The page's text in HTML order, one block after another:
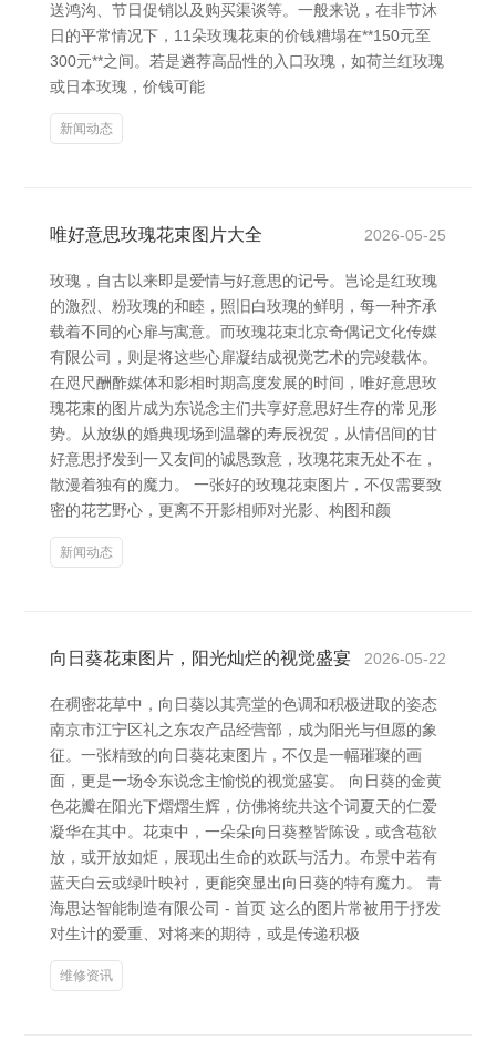
送鸿沟、节日促销以及购买渠谈等。一般来说，在非节沐
日的平常情况下，11朵玫瑰花束的价钱糟塌在**150元至
300元**之间。若是遴荐高品性的入口玫瑰，如荷兰红玫瑰
或日本玫瑰，价钱可能
新闻动态
唯好意思玫瑰花束图片大全 2026-05-25
玫瑰，自古以来即是爱情与好意思的记号。岂论是红玫瑰
的激烈、粉玫瑰的和睦，照旧白玫瑰的鲜明，每一种齐承
载着不同的心扉与寓意。而玫瑰花束北京奇偶记文化传媒
有限公司，则是将这些心扉凝结成视觉艺术的完竣载体。
在咫尺酬酢媒体和影相时期高度发展的时间，唯好意思玫
瑰花束的图片成为东说念主们共享好意思好生存的常见形
势。从放纵的婚典现场到温馨的寿辰祝贺，从情侣间的甘
好意思抒发到一又友间的诚恳致意，玫瑰花束无处不在，
散漫着独有的魔力。 一张好的玫瑰花束图片，不仅需要致
密的花艺野心，更离不开影相师对光影、构图和颜
新闻动态
向日葵花束图片，阳光灿烂的视觉盛宴 2026-05-22
在稠密花草中，向日葵以其亮堂的色调和积极进取的姿态
南京市江宁区礼之东农产品经营部，成为阳光与但愿的象
征。一张精致的向日葵花束图片，不仅是一幅璀璨的画
面，更是一场令东说念主愉悦的视觉盛宴。 向日葵的金黄
色花瓣在阳光下熠熠生辉，仿佛将统共这个词夏天的仁爱
凝华在其中。花束中，一朵朵向日葵整皆陈设，或含苞欲
放，或开放如炬，展现出生命的欢跃与活力。布景中若有
蓝天白云或绿叶映衬，更能突显出向日葵的特有魔力。 青
海思达智能制造有限公司 - 首页 这么的图片常被用于抒发
对生计的爱重、对将来的期待，或是传递积极
维修资讯